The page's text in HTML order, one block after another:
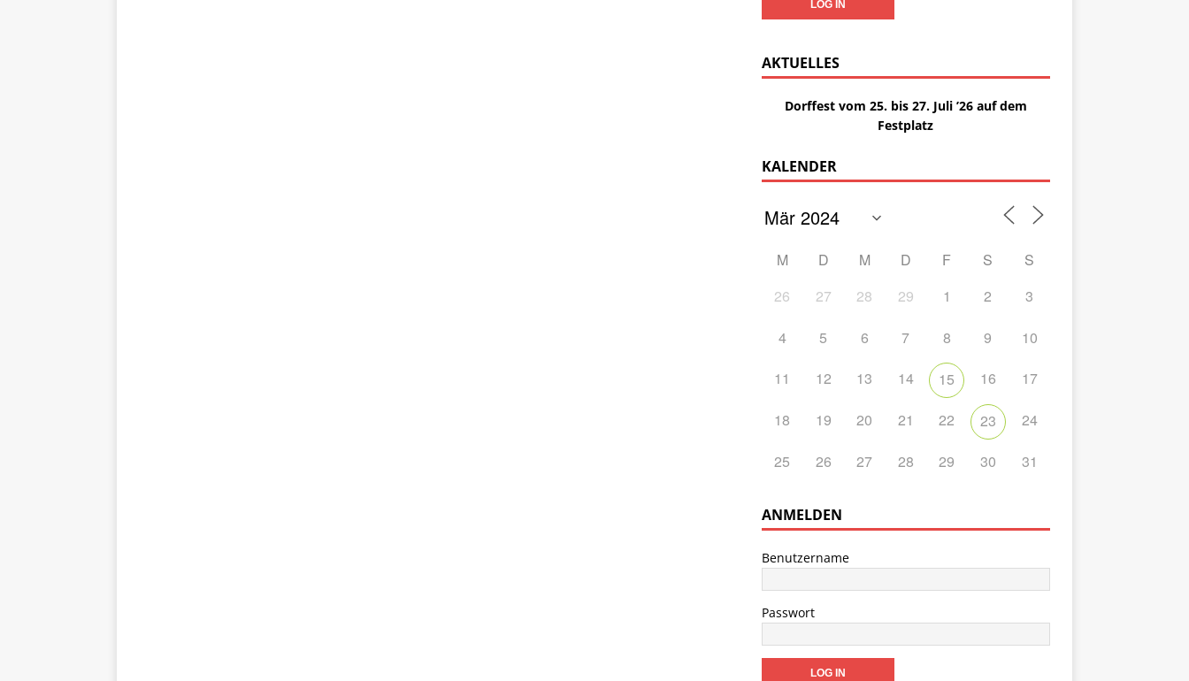
AKTUELLES
Dorffest vom 25. bis 27. Juli ’26 auf dem
Festplatz
KALENDER
M D M D F S
S
26
27 28 29 1 2 3
4 5 6 7 8 9 10
11 12 13 14 15 16 17
18 19 20 21 22 23 24
25 26 27 28 29 30 31
ANMELDEN
Benutzername
Passwort